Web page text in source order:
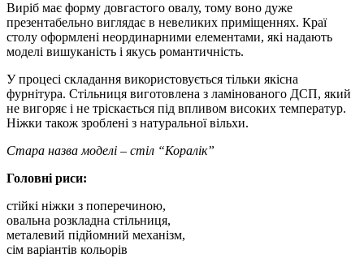
Виріб має форму довгастого овалу, тому воно дуже
презентабельно виглядає в невеликих приміщеннях. Краї
столу оформлені неординарними елементами, які надають
моделі вишуканість і якусь романтичність.
У процесі складання використовується тільки якісна
фурнітура. Стільниця виготовлена ​​з ламінованого ДСП, який
не вигоряє і не тріскається під впливом високих температур.
Ніжки також зроблені з натуральної вільхи.
Стара назва моделі – стіл “Коралік”
Головні риси:
стійкі ніжки з поперечиною,
овальна розкладна стільниця,
металевий підйомний механізм,
сім варіантів кольорів